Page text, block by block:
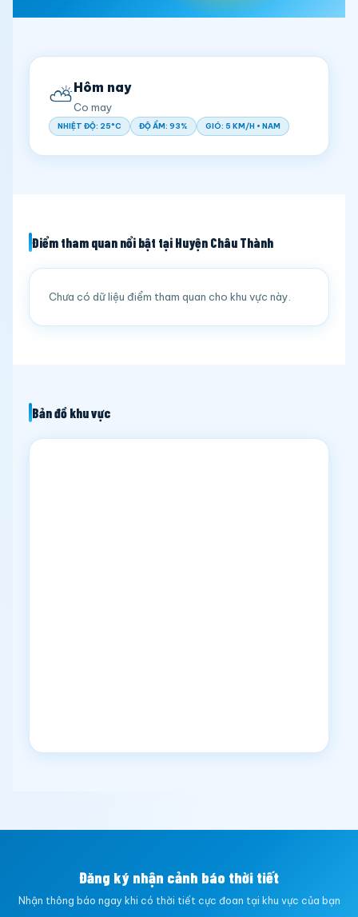
⛅Hôm nay
Co may
NHIỆT ĐỘ: 25°C ĐỘ ẨM: 93% GIÓ: 5 KM/H • NAM
Điểm tham quan nổi bật tại Huyện Châu Thành
Chưa có dữ liệu điểm tham quan cho khu vực này.
Bản đồ khu vực
Đăng ký nhận cảnh báo thời tiết
Nhận thông báo ngay khi có thời tiết cực đoan tại khu vực của bạn